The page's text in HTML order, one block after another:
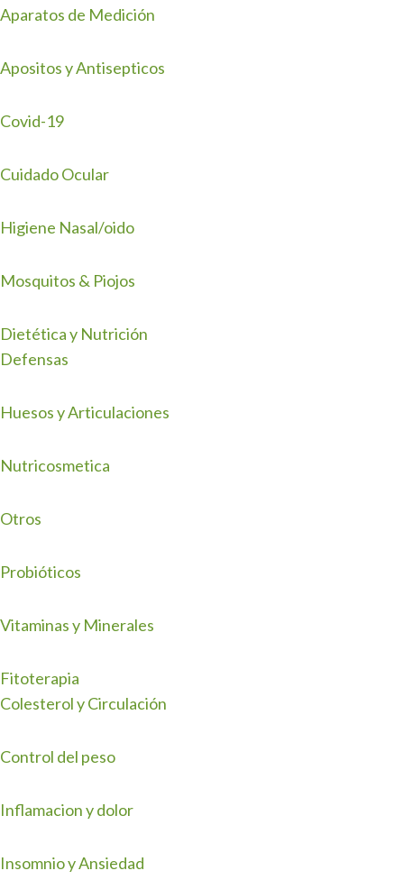
Aparatos de Medición
Apositos y Antisepticos
Covid-19
Cuidado Ocular
Higiene Nasal/oido
Mosquitos & Piojos
Dietética y Nutrición
Defensas
Huesos y Articulaciones
Nutricosmetica
Otros
Probióticos
Vitaminas y Minerales
Fitoterapia
Colesterol y Circulación
Control del peso
Inflamacion y dolor
Insomnio y Ansiedad